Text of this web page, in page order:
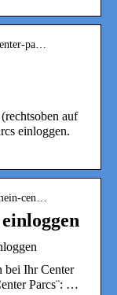
pa…
auf
einloggen.
cen…
bei Ihr Center
Parcs¨: …